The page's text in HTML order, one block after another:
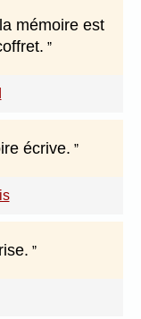
mémoire est
écrive.